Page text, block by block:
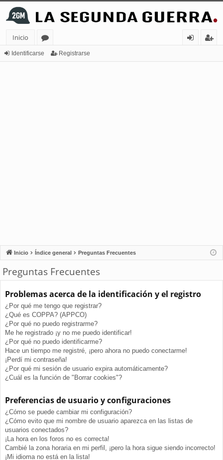
Inicio
or
Identificarse Registrarse
Inicio Índice general Preguntas Frecuentes
Preguntas Frecuentes
Problemas acerca de la identificación y el registro
¿Por qué me tengo que registrar?
¿Qué es COPPA? (APPCO)
¿Por qué no puedo registrarme?
Me he registrado ¡y no me puedo identificar!
¿Por qué no puedo identificarme?
Hace un tiempo me registré, ¡pero ahora no puedo conectarme!
¡Perdí mi contraseña!
¿Por qué mi sesión de usuario expira automáticamente?
¿Cuál es la función de "Borrar cookies"?
Preferencias de usuario y configuraciones
¿Cómo se puede cambiar mi configuración?
¿Cómo evito que mi nombre de usuario aparezca en las listas de
usuarios conectados?
¡La hora en los foros no es correcta!
Cambié la zona horaria en mi perfil, ¡pero la hora sigue siendo incorrecto!
¡Mi idioma no está en la lista!